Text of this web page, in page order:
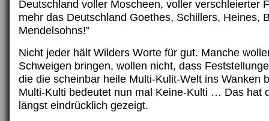
Deutschland voller Moscheen, voller verschleierter
mehr das Deutschland Goethes, Schillers, Heines,
Mendelsohns!”
Nicht jeder hält Wilders Worte für gut. Manche
Schweigen bringen, wollen nicht, dass
die die scheinbar heile Multi-Kulit-Welt ins Wanken
Multi-Kulti bedeutet nun mal Keine-Kulti … Das hat
längst eindrücklich gezeigt.